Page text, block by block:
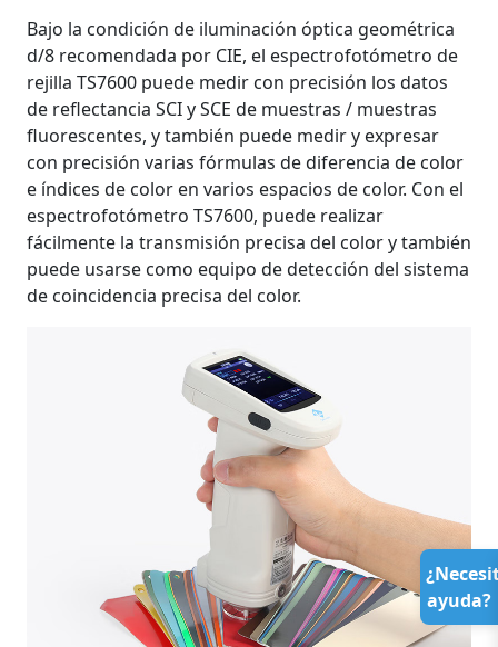
Bajo la condición de iluminación óptica geométrica
d/8 recomendada por CIE, el espectrofotómetro de
rejilla TS7600 puede medir con precisión los datos
de reflectancia SCI y SCE de muestras / muestras
fluorescentes, y también puede medir y expresar
con precisión varias fórmulas de diferencia de color
e índices de color en varios espacios de color. Con el
espectrofotómetro TS7600, puede realizar
fácilmente la transmisión precisa del color y también
puede usarse como equipo de detección del sistema
de coincidencia precisa del color.
ayuda?